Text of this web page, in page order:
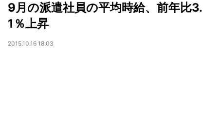
9月の派遣社員の平均時給、前年比3.
1％上昇
2015.10.16 18:03